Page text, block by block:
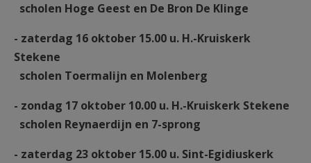
scholen Hoge Geest en De Bron De Klinge
- zaterdag 16 oktober 15.00 u. H.-Kruiskerk
Stekene
scholen Toermalijn en Molenberg
- zondag 17 oktober 10.00 u. H.-Kruiskerk Stekene
scholen Reynaerdijn en 7-sprong
- zaterdag 23 oktober 15.00 u. Sint-Egidiuskerk